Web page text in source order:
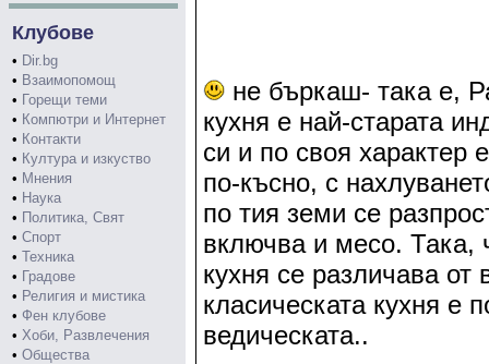
Клубове
• Dir.bg
• Взаимопомощ
• Горещи теми
• Компютри и Интернет
• Контакти
• Култура и изкуство
• Мнения
• Наука
• Политика, Свят
• Спорт
• Техника
• Градове
• Религия и мистика
• Фен клубове
• Хоби, Развлечения
• Общества
не бъркаш- така е,
кухня е най-старата
си и по своя характер
по-късно, с
по тия земи се
включва и месо. Така,
кухня се различава от
класическата кухня е
ведическата..